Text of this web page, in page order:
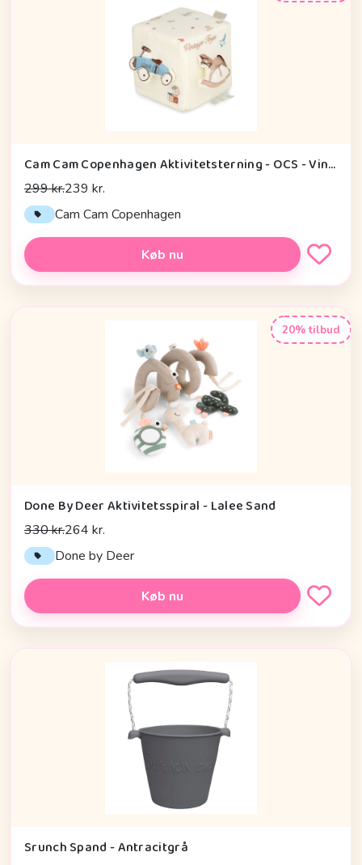
Cam Cam Copenhagen Aktivitetsterning - OCS - Vintage Toys
299 kr.239 kr.
Cam Cam Copenhagen
Køb nu
20% tilbud
Done By Deer Aktivitetsspiral - Lalee Sand
330 kr.264 kr.
Done by Deer
Køb nu
Srunch Spand - Antracitgrå